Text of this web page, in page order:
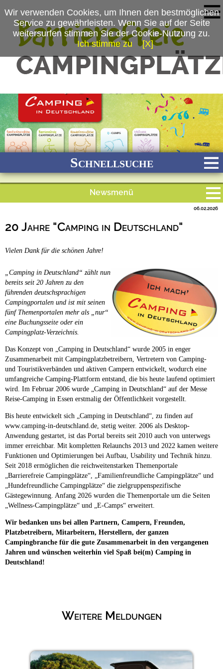
Schnellsuche
Stadtnah
Ganzjährig geöffnet
Newsmenü
Campingplätze
Camping & Caravan
Touristik
20 Jahre "Camping in Deutschland"
06.02.2026
Vielen Dank für die schönen Jahre!
„Camping in Deutschland“ zählt nun
bereits seit 20 Jahren zu den
führenden deutschsprachigen
Campingportalen und ist mit seinen
fünf Themenportalen mehr als „nur“
eine Buchungsseite oder ein
Campingplatz-Verzeichnis.
Das Konzept von „Camping in Deutschland“ wurde 2005 in enger
Zusammenarbeit mit Campingplatzbetreibern, Vertretern von Camping-
und Touristikverbänden und aktiven Campern entwickelt, wodurch eine
umfangreiche Camping-Plattform entstand, die bis heute laufend optimiert
wird. Im Februar 2006 wurde „Camping in Deutschland“ auf der Messe
Reise-Camping in Essen erstmalig der Öffentlichkeit vorgestellt.
Bis heute entwickelt sich „Camping in Deutschland“, zu finden auf
www.camping-in-deutschland.de, stetig weiter. 2006 als Desktop-
Anwendung gestartet, ist das Portal bereits seit 2010 auch von unterwegs
immer erreichbar. Mit kompletten Relaunchs 2013 und 2022 kamen weitere
Funktionen und Optimierungen bei Aufbau, Usability und Technik hinzu.
Seit 2018 ermöglichen die reichweitenstarken Themenportale
„Barrierefreie Campingplätze“, „Familienfreundliche Campingplätze“ und
„Hundefreundliche Campingplätze“ die zielgruppenspezifische
Gästegewinnung. Anfang 2026 wurden die Themenportale um die Seiten
„Wellness-Campingplätze“ und „E-Camps“ erweitert.
Wir bedanken uns bei allen Partnern, Campern, Freunden,
Platzbetreibern, Mitarbeitern, Herstellern, der ganzen
Campingbranche für die gute Zusammenarbeit in den vergangenen
Jahren und wünschen weiterhin viel Spaß bei(m) Camping in
Deutschland!
Weitere Meldungen
Wir verwenden Cookies, um Ihnen den bestmöglichen
Service zu gewährleisten. Wenn Sie auf der Seite
weitersurfen stimmen Sie der Cookie-Nutzung zu.
Ich stimme zu
[X]